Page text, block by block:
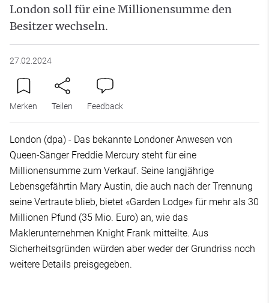
London soll für eine Millionensumme den
Besitzer wechseln.
27.02.2024
Merken Teilen Feedback
London (dpa) - Das bekannte Londoner Anwesen von
Queen-Sänger Freddie Mercury steht für eine
Millionensumme zum Verkauf. Seine langjährige
Lebensgefährtin Mary Austin, die auch nach der Trennung
seine Vertraute blieb, bietet «Garden Lodge» für mehr als 30
Millionen Pfund (35 Mio. Euro) an, wie das
Maklerunternehmen Knight Frank mitteilte. Aus
Sicherheitsgründen würden aber weder der Grundriss noch
weitere Details preisgegeben.